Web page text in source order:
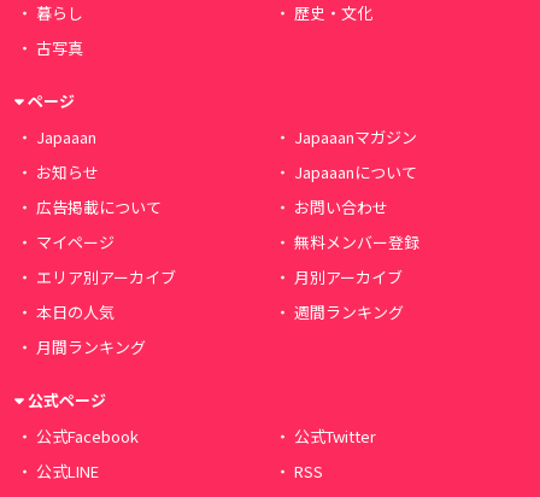
暮らし
歴史・文化
古写真
ページ
Japaaan
Japaaanマガジン
お知らせ
Japaaanについて
広告掲載について
お問い合わせ
マイページ
無料メンバー登録
エリア別アーカイブ
月別アーカイブ
本日の人気
週間ランキング
月間ランキング
公式ページ
公式Facebook
公式Twitter
公式LINE
RSS